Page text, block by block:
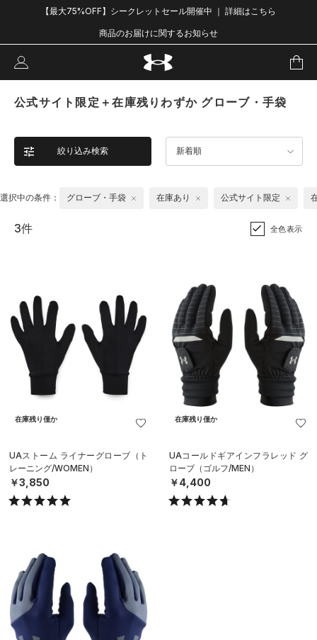
【最大75%OFF】シークレットセール開催中 ｜ 詳細はこちら
商品のお届けに関するお知らせ
公式サイト限定＋在庫残りわずか グローブ・手袋
絞り込み検索 新着順
選択中の条件： グローブ・手袋 在庫あり 公式サイト限定
3件 全色表示
在庫残り僅か
UAストーム ライナーグローブ（ト
レーニング/WOMEN）
￥3,850
在庫残り僅か
UAコールドギアインフラレッド グ
ローブ（ゴルフ/MEN）
￥4,400